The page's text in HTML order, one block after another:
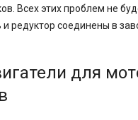
Всех этих проблем не
и редуктор соединены в
для